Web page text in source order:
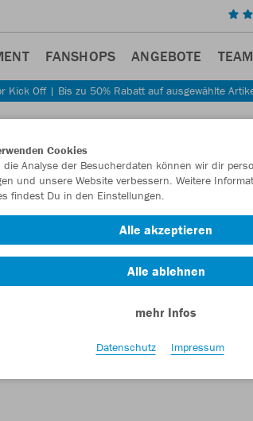
FANSHOPS ANGEBOTE
Kick Off | Bis zu 50% Rabatt auf ausgewählte
Cookies
die Analyse der Besucherdaten können wir dir
und unsere Website verbessern. Weitere
findest Du in den Einstellungen.
Alle akzeptieren
Alle ablehnen
mehr Infos
Datenschutz Impressum